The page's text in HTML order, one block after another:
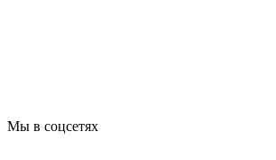
Мы в соцсетях